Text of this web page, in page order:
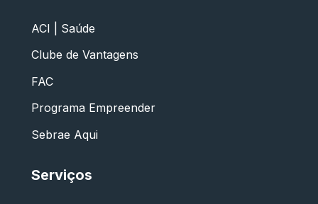
ACI | Saúde
Clube de Vantagens
FAC
Programa Empreender
Sebrae Aqui
Serviços